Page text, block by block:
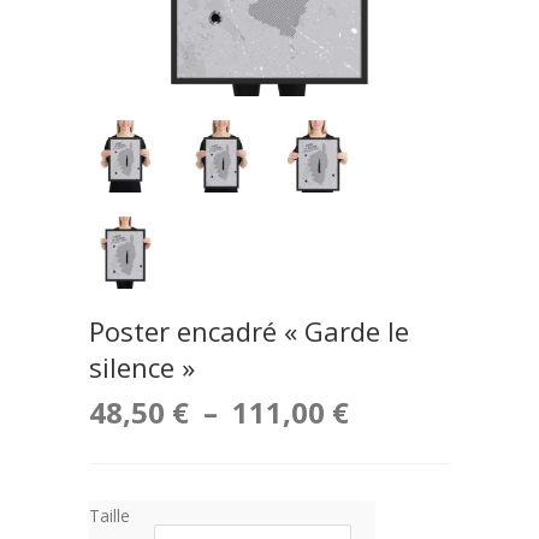
Poster encadré « Garde le
silence »
48,50 € – 111,00 €Plage
prix :
Taille